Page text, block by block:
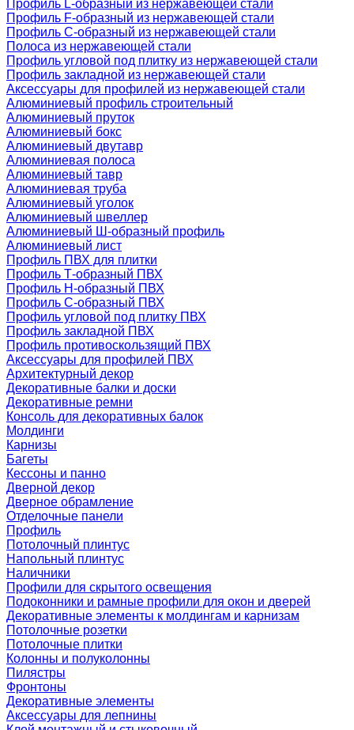
Профиль L-образный из нержавеющей стали
Профиль F-образный из нержавеющей стали
Профиль C-образный из нержавеющей стали
Полоса из нержавеющей стали
Профиль угловой под плитку из нержавеющей стали
Профиль закладной из нержавеющей стали
Аксессуары для профилей из нержавеющей стали
Алюминиевый профиль строительный
Алюминиевый пруток
Алюминиевый бокс
Алюминиевый двутавр
Алюминиевая полоса
Алюминиевый тавр
Алюминиевая труба
Алюминиевый уголок
Алюминиевый швеллер
Алюминиевый Ш-образный профиль
Алюминиевый лист
Профиль ПВХ для плитки
Профиль Т-образный ПВХ
Профиль H-образный ПВХ
Профиль C-образный ПВХ
Профиль угловой под плитку ПВХ
Профиль закладной ПВХ
Профиль противоскользящий ПВХ
Аксессуары для профилей ПВХ
Архитектурный декор
Декоративные балки и доски
Декоративные ремни
Консоль для декоративных балок
Молдинги
Карнизы
Багеты
Кессоны и панно
Дверной декор
Дверное обрамление
Отделочные панели
Профиль
Потолочный плинтус
Напольный плинтус
Наличники
Профили для скрытого освещения
Подоконники и рамные профили для окон и дверей
Декоративные элементы к молдингам и карнизам
Потолочные розетки
Потолочные плитки
Колонны и полуколонны
Пилястры
Фронтоны
Декоративные элементы
Аксессуары для лепнины